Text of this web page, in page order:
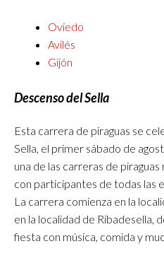
Oviedo
Avilés
Gijón
Descenso del Sella
Esta carrera de piraguas se
Sella, el primer sábado de
una de las carreras de piraguas
con participantes de todas las
La carrera comienza en la
en la localidad de Ribadesella,
fiesta con música, comida y